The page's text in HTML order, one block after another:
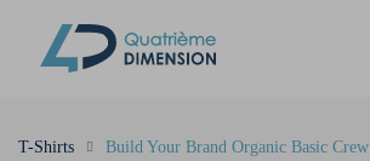
T-Shirts Build Your Brand Organic Basic Crew